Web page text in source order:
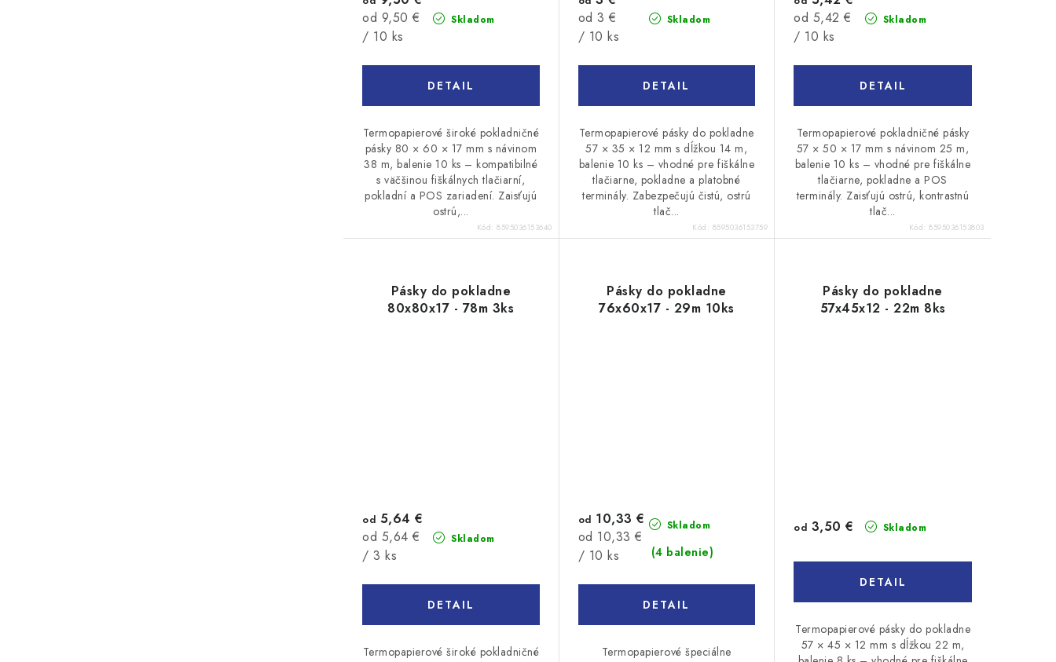
Skladom
Jednotková
cena:
od 9,50 €
/ 10 ks
DETAIL
Termopapierové široké pokladničné
pásky 80 × 60 × 17 mm s návinom
38 m, balenie 10 ks – kompatibilné
s väčšinou fiškálnych tlačiarní,
pokladní a POS zariadení. Zaisťujú
ostrú,...
Kód:8595036153640
Skladom
Jednotková
cena:
od 3 €
/ 10 ks
DETAIL
Termopapierové pásky do pokladne
57 × 35 × 12 mm s dĺžkou 14 m,
balenie 10 ks – vhodné pre fiškálne
tlačiarne, pokladne a platobné
terminály. Zabezpečujú čistú, ostrú
tlač...
Kód: 8595036153759
Skladom
Jednotková
cena:
od 5,42 €
/ 10 ks
DETAIL
Termopapierové pokladničné pásky
57 × 50 × 17 mm s návinom 25 m,
balenie 10 ks – vhodné pre fiškálne
tlačiarne, pokladne a POS
terminály. Zaisťujú ostrú, kontrastnú
tlač...
Kód:8595036153803
Pásky do pokladne
80x80x17 - 78m 3ks
Skladom
od 5,64 €
Jednotková
cena:
od 5,64 €
/ 3 ks
DETAIL
Termopapierové široké pokladničné
Pásky do pokladne
76x60x17 - 29m 10ks
Skladom
(4 balenie)
od 10,33 €
Jednotková
cena:
od 10,33 €
/ 10 ks
DETAIL
Termopapierové špeciálne
Pásky do pokladne
57x45x12 - 22m 8ks
Skladom
od 3,50 €
DETAIL
Termopapierové pásky do pokladne
57 × 45 × 12 mm s dĺžkou 22 m,